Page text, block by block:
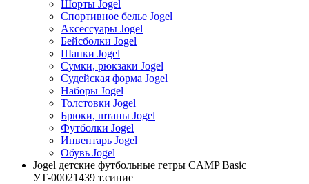
Шорты Jogel
Спортивное белье Jogel
Аксессуары Jogel
Бейсболки Jogel
Шапки Jogel
Сумки, рюкзаки Jogel
Судейская форма Jogel
Наборы Jogel
Толстовки Jogel
Брюки, штаны Jogel
Футболки Jogel
Инвентарь Jogel
Обувь Jogel
Jogel детские футбольные гетры CAMP Basic
УТ-00021439 т.синие